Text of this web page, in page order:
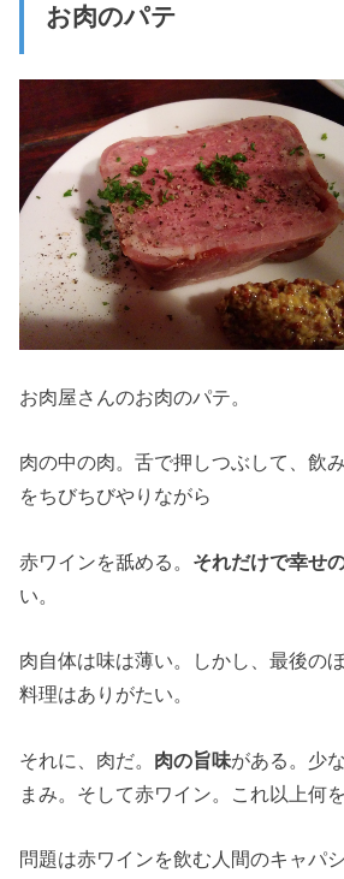
お肉のパテ
お肉屋さんのお肉のパテ。
肉の中の肉。舌で押しつぶして、飲
をちびちびやりながら
赤ワインを舐める。 それだけで幸せ
い。
肉自体は味は薄い。しかし、最後の
料理はありがたい。
それに、肉だ。 肉の旨味がある。少
まみ。そして赤ワイン。これ以上何を
問題は赤ワインを飲む人間のキャパ